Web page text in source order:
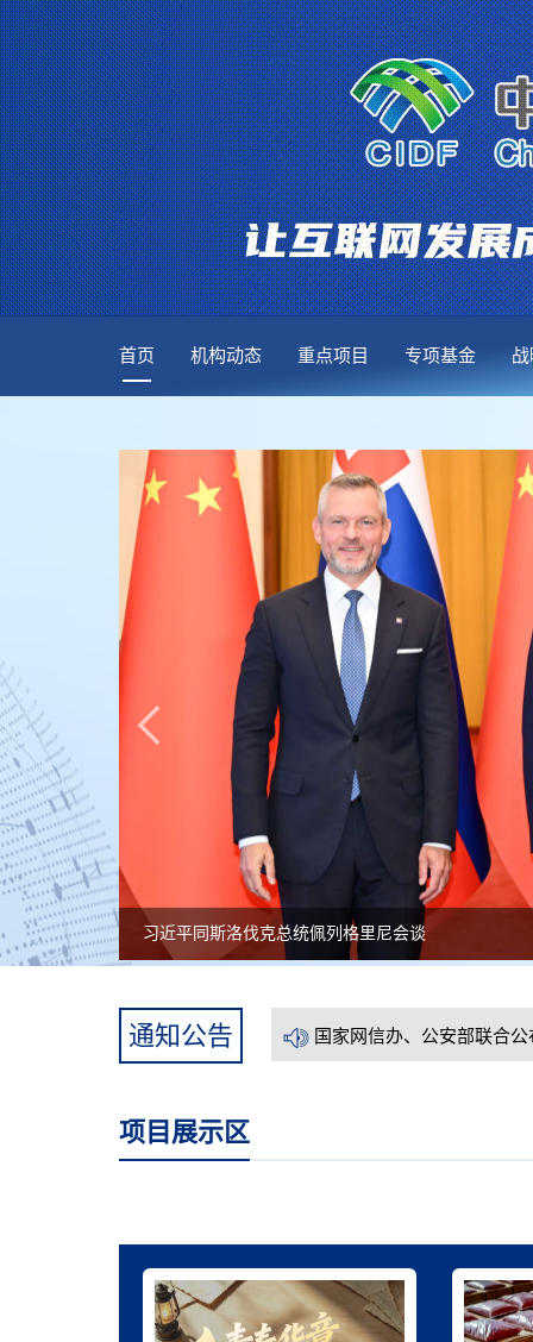
首页 机构动态 重点项目 专项基金
习近平同斯洛伐克总统佩列格里尼会谈
通知公告
国家网信办、公安部联合
国家网信办、公安部联合
项目展示区